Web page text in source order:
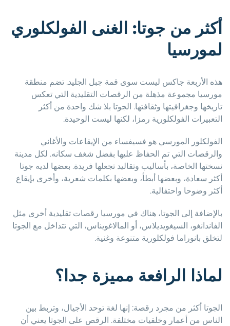
أكثر من جوتا: الغنى الفولكلوري
لمورسيا
هذه الأربعة جاكس ليست سوى قمة جبل الجليد. تضم منطقة
مورسيا مجموعة مذهلة من الرقصات التقليدية التي تعكس
تاريخها وجغرافيتها وثقافتها. الجوتا بلا شك واحدة من أكثر
التعبيرات الفولكلورية رمزا، لكنها ليست الوحيدة.
الفولكلور المورسي هو فسيفساء من الإيقاعات والأغاني
والرقصات التي تم الحفاظ عليها بفضل شغف سكانه. لكل مدينة
نسختها الخاصة، بأساليب وتقاليد تجعلها فريدة. بعضها لديه جوتا
أكثر سعادة، وبعضها أبطأ، وبعضها بكلمات شعرية، وأخرى بإيقاع
أكثر وضوحا واحتفالية.
بالإضافة إلى الجوتا، هناك في مورسيا رقصات تقليدية أخرى مثل
الفاندانغو، السيغويديلاس، أو المالاغويناس، التي تتداخل مع الجوتا
لتخلق بانوراما فولكلورية متنوعة وغنية.
لماذا الرافعة مميزة جدا؟
الجوتا أكثر من مجرد رقصة: إنها لغة توحد الأجيال، وتربط بين
الناس من أعمار وخلفيات مختلفة. الرقص على الجوتا يعني أن